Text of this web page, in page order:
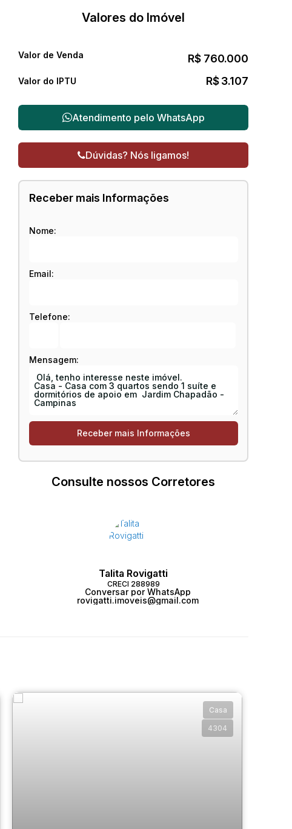
Valores do Imóvel
R$ 760.000
Valor de Venda
Valor do IPTU R$3.107
Atendimento pelo WhatsApp
Dúvidas? Nós ligamos!
Receber mais Informações
Nome:
Email:
Telefone:
Mensagem:
Consulte nossos Corretores
Talita Rovigatti
CRECI 288989
Conversar por WhatsApp
rovigatti.imoveis@gmail.com
Casa
4304